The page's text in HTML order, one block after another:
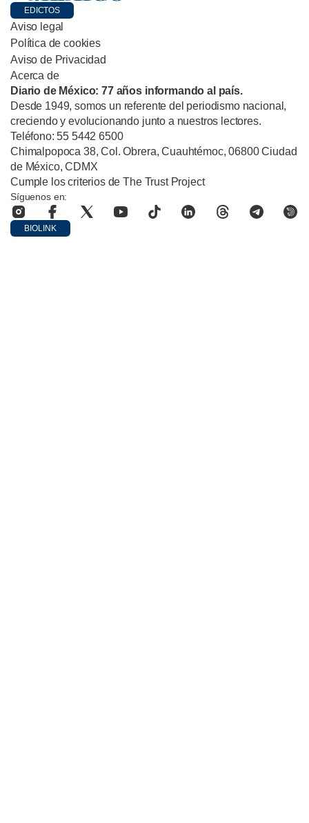
EDICTOS
Aviso legal
Política de cookies
Aviso de Privacidad
Acerca de
Diario de México: 77 años informando al país.
Desde 1949, somos un referente del periodismo nacional,
creciendo y evolucionando junto a nuestros lectores.
Teléfono: 55 5442 6500
Chimalpopoca 38, Col. Obrera, Cuauhtémoc, 06800 Ciudad
de México, CDMX
Cumple los criterios de The Trust Project
Síguenos en:
BIOLINK